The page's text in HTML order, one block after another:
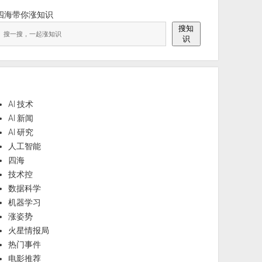
海带你涨知识
搜知
识
AI 技术
AI 新闻
AI 研究
人工智能
四海
技术控
数据科学
机器学习
涨姿势
火星情报局
热门事件
电影推荐